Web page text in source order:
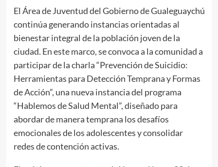
El Área de Juventud del Gobierno de Gualeguaychú
continúa generando instancias orientadas al
bienestar integral de la población joven de la
ciudad. En este marco, se convoca a la comunidad a
participar de la charla “Prevención de Suicidio:
Herramientas para Detección Temprana y Formas
de Acción”, una nueva instancia del programa
“Hablemos de Salud Mental”, diseñado para
abordar de manera temprana los desafíos
emocionales de los adolescentes y consolidar
redes de contención activas.